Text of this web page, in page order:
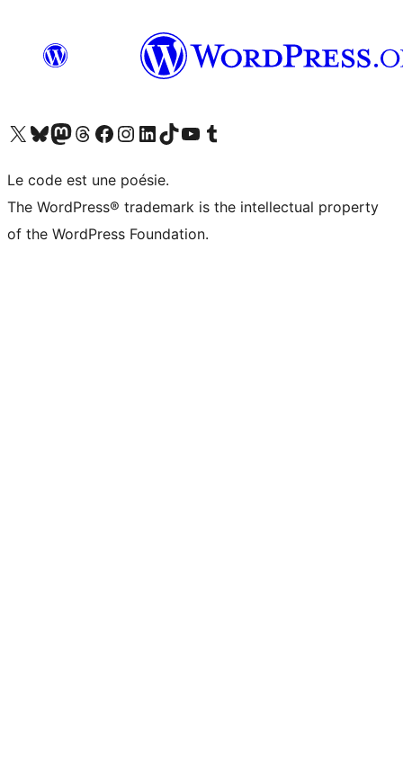
Visitez notre compte X (précédemment Twitter)
Visiter notre compte Bluesky
Visiter notre compte Mastodon
Visiter notre compte Threads
Consulter notre compte Facebook
Consulter notre compte Instagram
Consulter notre compte LinkedIn
Visiter notre compte TokTok
Visiter notre chaîne YouTube
Visiter notre compte Tumblr
Le code est une poésie.
The WordPress® trademark is the intellectual property
of the WordPress Foundation.